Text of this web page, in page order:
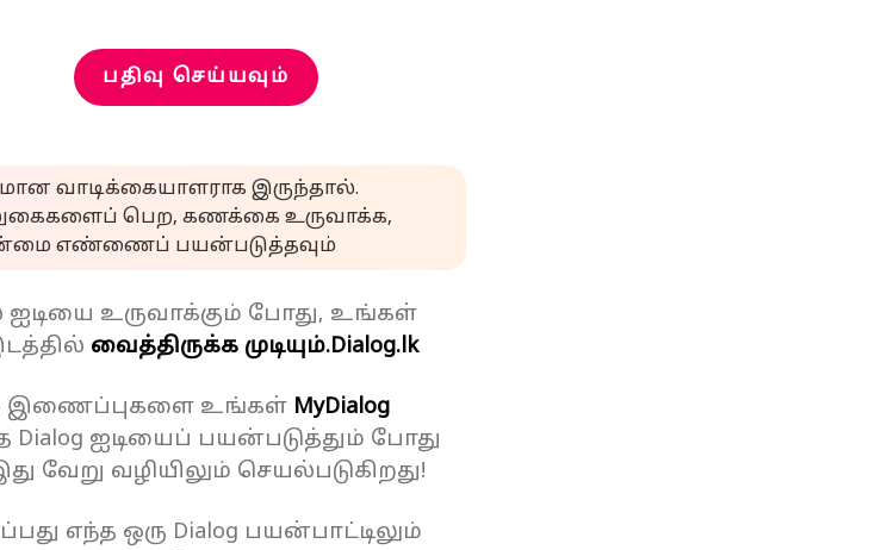
பதிவு செய்யவும்
வாடிக்கையாளராக இருந்தால்.
பெற, கணக்கை உருவாக்க,
எண்ணைப் பயன்படுத்தவும்
உருவாக்கும் போது, உங்கள்
வைத்திருக்க முடியும்.Dialog.lk
இணைப்புகளை உங்கள் MyDialog
ஐடியைப் பயன்படுத்தும் போது
வேறு வழியிலும் செயல்படுகிறது!
எந்த ஒரு Dialog பயன்பாட்டிலும்